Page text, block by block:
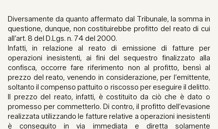
Diversamente da quanto affermato dal Tribunale, la somma in
questione, dunque, non costituirebbe profitto del reato di cui
all’art. 8 del D.Lgs. n. 74 del 2000.
Infatti, in relazione al reato di emissione di fatture per
operazioni inesistenti, ai fini del sequestro finalizzato alla
confisca, occorre fare riferimento non al profitto, bensì al
prezzo del reato, venendo in considerazione, per l’emittente,
soltanto il compenso pattuito o riscosso per eseguire il delitto.
Il prezzo del reato, infatti, è costituito da ciò che è dato o
promesso per commetterlo. Di contro, il profitto dell’evasione
realizzata utilizzando le fatture relative a operazioni inesistenti
è conseguito in via immediata e diretta solamente